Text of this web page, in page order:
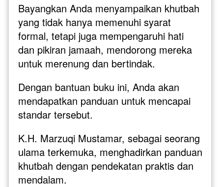
Bayangkan Anda menyampaikan khutbah
yang tidak hanya memenuhi syarat
formal, tetapi juga mempengaruhi hati
dan pikiran jamaah, mendorong mereka
untuk merenung dan bertindak.
Dengan bantuan buku ini, Anda akan
mendapatkan panduan untuk mencapai
standar tersebut.
K.H. Marzuqi Mustamar, sebagai seorang
ulama terkemuka, menghadirkan panduan
khutbah dengan pendekatan praktis dan
mendalam.